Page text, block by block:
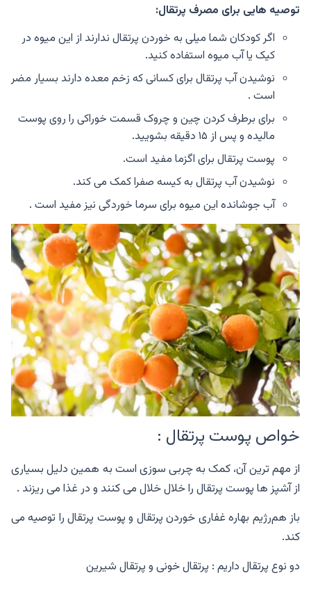
توصیه هایی برای مصرف پرتقال:
اگر کودکان شما میلی به خوردن پرتقال ندارند از این میوه در
کیک یا آب میوه استفاده کنید.
نوشیدن آب پرتقال برای کسانی که زخم معده دارند بسیار مضر
است .
برای برطرف کردن چین و چروک قسمت خوراکی را روی پوست
مالیده و پس از ۱۵ دقیقه بشویید.
پوست پرتقال برای اگزما مفید است.
نوشیدن آب پرتقال به کیسه صفرا کمک می کند.
آب جوشانده این میوه برای سرما خوردگی نیز مفید است .
خواص پوست پرتقال :
از مهم ترین آن، کمک به چربی سوزی است به همین دلیل بسیاری
از آشپز ها پوست پرتقال را خلال خلال می کنند و در غذا می ریزند .
باز هم‌رژیم بهاره غفاری خوردن پرتقال و پوست پرتقال را توصیه می
کند.
دو نوع پرتقال داریم : پرتقال خونی و پرتقال شیرین